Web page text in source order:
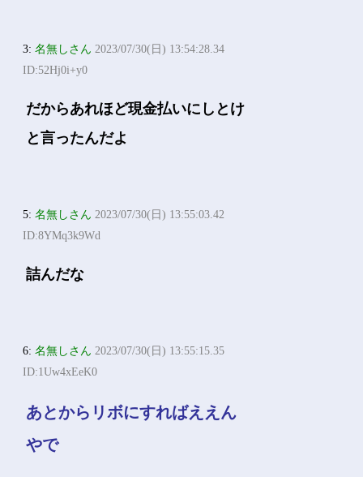
3:名無しさん 2023/07/30(日) 13:54:28.34
ID:52Hj0i+y0
だからあれほど現金払いにしとけ
と言ったんだよ
5:名無しさん 2023/07/30(日) 13:55:03.42
ID:8YMq3k9Wd
詰んだな
6:名無しさん 2023/07/30(日) 13:55:15.35
ID:1Uw4xEeK0
あとからリボにすればええん
やで